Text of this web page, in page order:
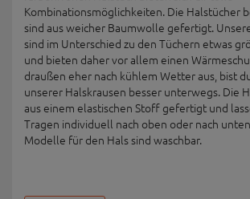
Kombinationsmöglichkeiten. Die Halstücher
sind aus weicher Baumwolle gefertigt.
sind im Unterschied zu den Tüchern etwas
und bieten daher vor allem einen
draußen eher nach kühlem Wetter aus, bist
unserer Halskrausen besser unterwegs. Die
aus einem elastischen Stoff gefertigt und
Tragen individuell nach oben oder nach
Modelle für den Hals sind waschbar.